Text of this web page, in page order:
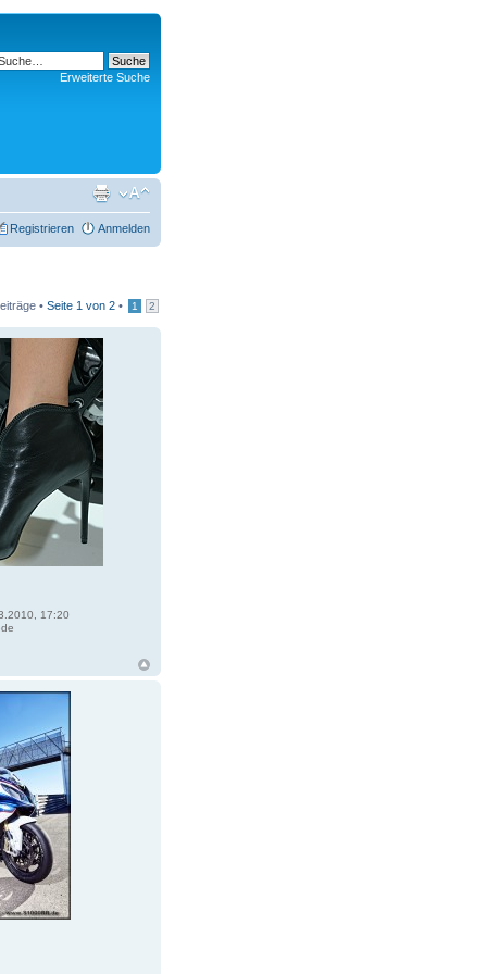
Erweiterte Suche
Registrieren Anmelden
• Seite 1 von 2 • 1 2
17:20